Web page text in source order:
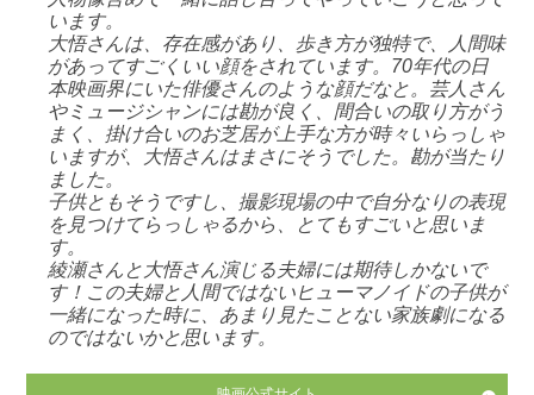
います。
大悟さんは、存在感があり、歩き方が独特で、人間味
があってすごくいい顔をされています。70年代の日
本映画界にいた俳優さんのような顔だなと。芸人さん
やミュージシャンには勘が良く、間合いの取り方がう
まく、掛け合いのお芝居が上手な方が時々いらっしゃ
いますが、大悟さんはまさにそうでした。勘が当たり
ました。
子供ともそうですし、撮影現場の中で自分なりの表現
を見つけてらっしゃるから、とてもすごいと思いま
す。
綾瀬さんと大悟さん演じる夫婦には期待しかないで
す！この夫婦と人間ではないヒューマノイドの子供が
一緒になった時に、あまり見たことない家族劇になる
のではないかと思います。